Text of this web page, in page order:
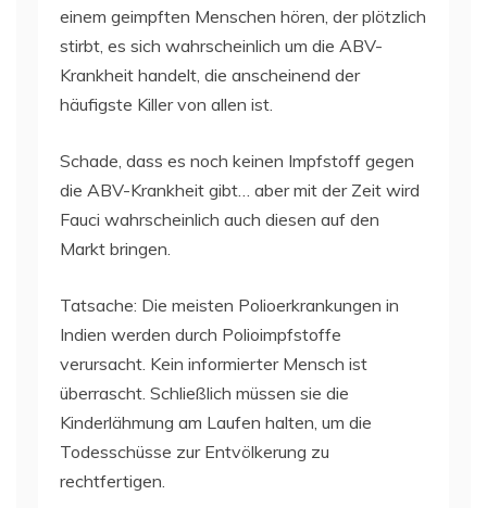
einem geimpften Menschen hören, der plötzlich
stirbt, es sich wahrscheinlich um die ABV-
Krankheit handelt, die anscheinend der
häufigste Killer von allen ist.
Schade, dass es noch keinen Impfstoff gegen
die ABV-Krankheit gibt… aber mit der Zeit wird
Fauci wahrscheinlich auch diesen auf den
Markt bringen.
Tatsache: Die meisten Polioerkrankungen in
Indien werden durch Polioimpfstoffe
verursacht. Kein informierter Mensch ist
überrascht. Schließlich müssen sie die
Kinderlähmung am Laufen halten, um die
Todesschüsse zur Entvölkerung zu
rechtfertigen.